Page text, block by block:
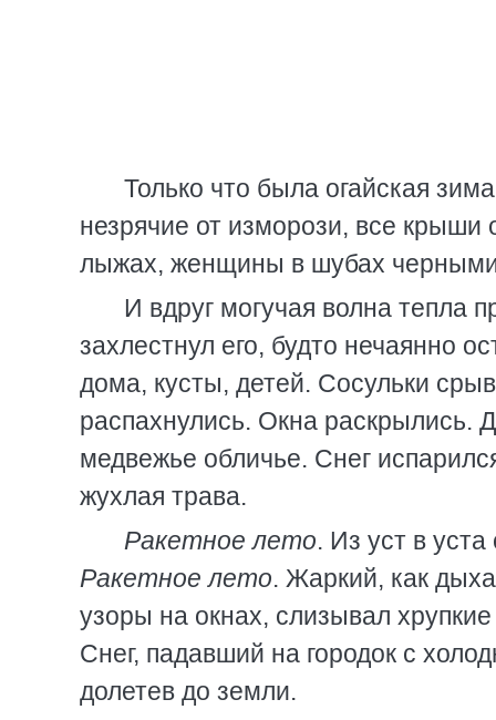
Только что была огайская
незрячие от изморози, все крыши
лыжах, женщины в шубах
И вдруг могучая волна тепла
захлестнул его, будто нечаянно
дома, кусты, детей. Сосульки
распахнулись. Окна раскрылись.
медвежье обличье. Снег
жухлая трава.
Ракетное лето. Из уст в
Ракетное лето. Жаркий, как
узоры на окнах, слизывал
Снег, падавший на городок с
долетев до земли.